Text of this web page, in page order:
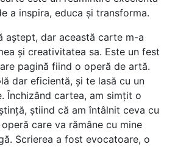
a inspira, educa și transforma.
aștept, dar această carte m-a
și creativitatea sa. Este un fest
pagină fiind o operă de artă.
dar eficientă, și te lasă cu un
Închizând cartea, am simțit o
știind că am întâlnit ceva cu
care va rămâne cu mine
Scrierea a fost evocatoare, o